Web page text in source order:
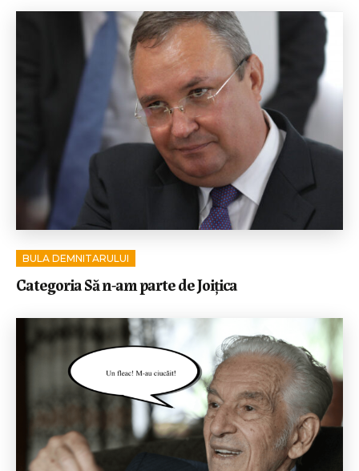
BULA DEMNITARULUI
Categoria Să n-am parte de Joițica